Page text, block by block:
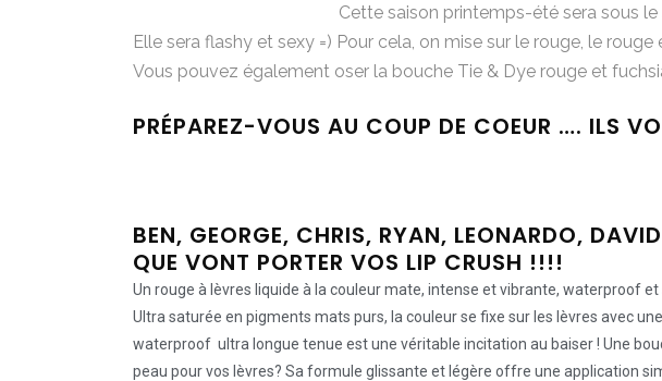
Cette saison printemps-été sera sous le
Elle sera flashy et sexy =) Pour cela, on mise sur le rouge, le
Vous pouvez également oser la bouche Tie & Dye rouge et
PRÉPAREZ-VOUS AU COUP DE COEUR …. ILS
BEN, GEORGE, CHRIS, RYAN, LEONARDO,
QUE VONT PORTER VOS LIP CRUSH !!!!
Un rouge à lèvres liquide à la couleur mate, intense et vibrante, waterproof
Ultra saturée en pigments mats purs, la couleur se fixe sur les lèvres avec
waterproof ultra longue tenue est une véritable incitation au baiser ! Une
peau pour vos lèvres? Sa formule glissante et légère offre une application